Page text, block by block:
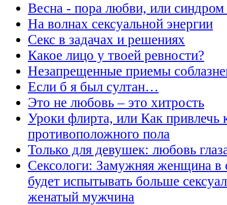
Весна - пора любви, или
На волнах сексуальной энергии
Секс в задачах и решениях
Какое лицо у твоей ревности?
Незапрещенные приемы
Если б я был султан…
Это не любовь – это хитрость
Уроки флирта, или Как привлечь
противоположного пола
Только для девушек: любовь
Сексологи: Замужняя женщина в
будет испытывать больше
женатый мужчина